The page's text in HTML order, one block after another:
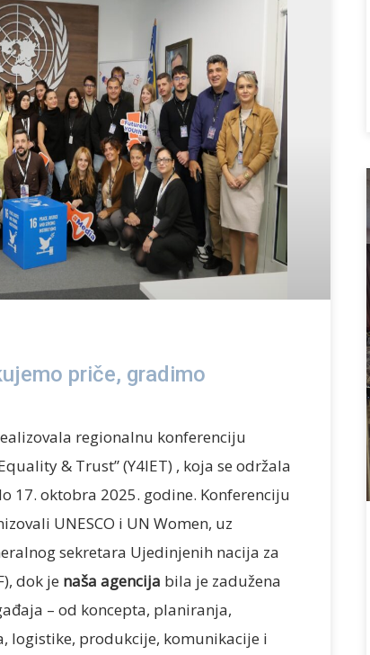
priče, gradimo
regionalnu konferenciju
& Trust” (Y4IET) , koja se održala
17. oktobra 2025. godine. Konferenciju
UNESCO i UN Women, uz
sekretara Ujedinjenih nacija za
dok je naša agencija bila je zadužena
– od koncepta, planiranja,
logistike, produkcije, komunikacije i